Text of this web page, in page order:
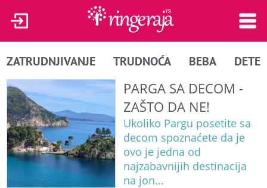
ZATRUDNJIVANJE TRUDNOĆA BEBA DETE
PARGA SA DECOM -
ZAŠTO DA NE!
Ukoliko Pargu posetite sa
decom spoznaćete da je
ovo je jedna od
najzabavnijih destinacija
na jon...